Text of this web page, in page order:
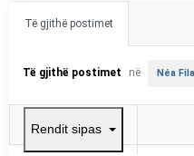
Të gjithë postimet
Të gjithë postimet në Néa
Rendit sipas